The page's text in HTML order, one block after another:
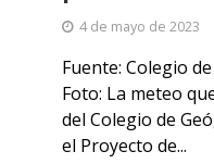
4 de mayo de 2023
Fuente: Colegio
Foto: La meteo
del Colegio de
el Proyecto de...